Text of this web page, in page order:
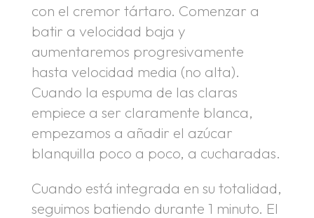
con el cremor tártaro. Comenzar a
batir a velocidad baja y
aumentaremos progresivamente
hasta velocidad media (no alta).
Cuando la espuma de las claras
empiece a ser claramente blanca,
empezamos a añadir el azúcar
blanquilla poco a poco, a cucharadas.
Cuando está integrada en su totalidad,
seguimos batiendo durante 1 minuto. El